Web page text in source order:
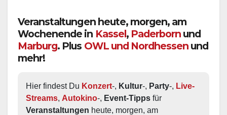
Veranstaltungen heute, morgen, am
Wochenende in Kassel, Paderborn und
Marburg. Plus OWL und Nordhessen und
mehr!
Hier findest Du Konzert-, Kultur-, Party-, Live-
Streams, Autokino-, Event-Tipps
Veranstaltungen heute, morgen, am